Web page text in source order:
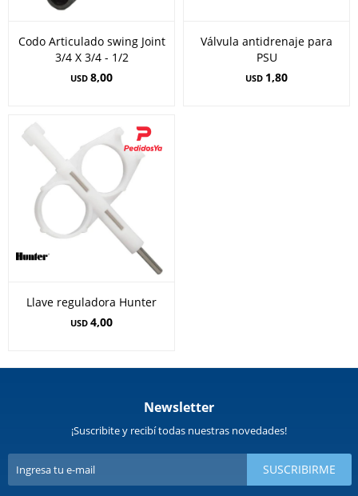
Codo Articulado swing Joint
3/4 X 3/4 - 1/2
USD 8,00
Válvula antidrenaje para
PSU
USD 1,80
Llave reguladora Hunter
USD 4,00
Newsletter
¡Suscribite y recibí todas nuestras novedades!
SUSCRIBIRME